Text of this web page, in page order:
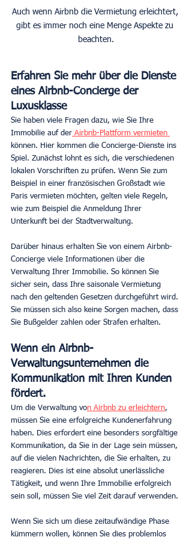
Auch wenn Airbnb die Vermietung erleichtert,
gibt es immer noch eine Menge Aspekte zu
beachten.
Erfahren Sie mehr über die Dienste
eines Airbnb-Concierge der
Luxusklasse
Sie haben viele Fragen dazu, wie Sie Ihre
Immobilie auf der Airbnb-Plattform vermieten
können. Hier kommen die Concierge-Dienste ins
Spiel. Zunächst lohnt es sich, die verschiedenen
lokalen Vorschriften zu prüfen. Wenn Sie zum
Beispiel in einer französischen Großstadt wie
Paris vermieten möchten, gelten viele Regeln,
wie zum Beispiel die Anmeldung Ihrer
Unterkunft bei der Stadtverwaltung.
Darüber hinaus erhalten Sie von einem Airbnb-
Concierge viele Informationen über die
Verwaltung Ihrer Immobilie. So können Sie
sicher sein, dass Ihre saisonale Vermietung
nach den geltenden Gesetzen durchgeführt wird.
Sie müssen sich also keine Sorgen machen, dass
Sie Bußgelder zahlen oder Strafen erhalten.
Wenn ein Airbnb-
Verwaltungsunternehmen die
Kommunikation mit Ihren Kunden
fördert.
Um die Verwaltung von Airbnb zu erleichtern,
müssen Sie eine erfolgreiche Kundenerfahrung
haben. Dies erfordert eine besonders sorgfältige
Kommunikation, da Sie in der Lage sein müssen,
auf die vielen Nachrichten, die Sie erhalten, zu
reagieren. Dies ist eine absolut unerlässliche
Tätigkeit, und wenn Ihre Immobilie erfolgreich
sein soll, müssen Sie viel Zeit darauf verwenden.
Wenn Sie sich um diese zeitaufwändige Phase
kümmern wollen, können Sie dies problemlos